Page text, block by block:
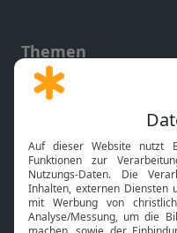
Themen
Gott und Bibel erklärt
Neuigkeiten